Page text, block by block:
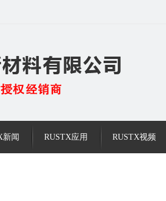
新闻 RUSTX应用 RUSTX视频